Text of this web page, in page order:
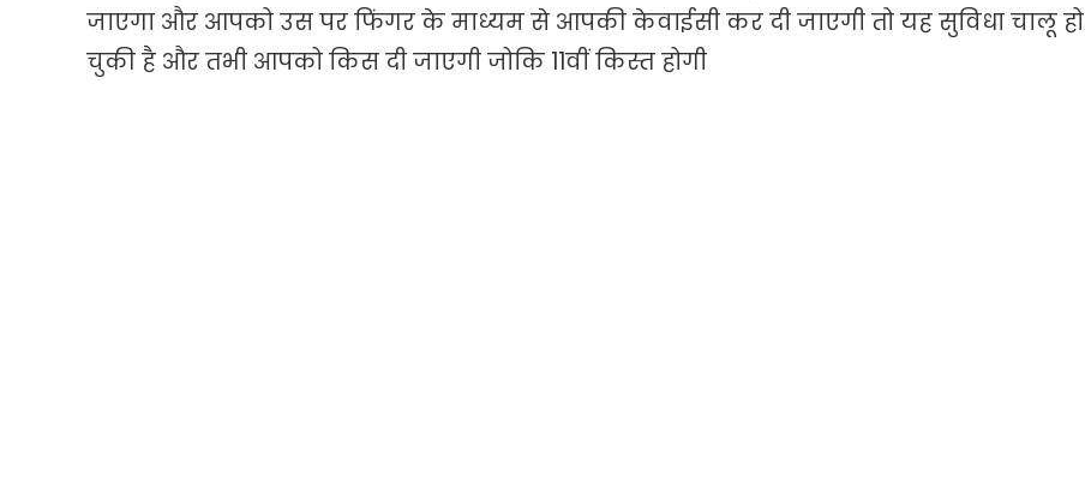
जाएगा और आपको उस पर फिंगर के माध्यम से आपकी केवाईसी कर दी जाएगी तो यह सुविधा चालू हो
चुकी है और तभी आपको किस दी जाएगी जोकि 11वीं किस्त होगी